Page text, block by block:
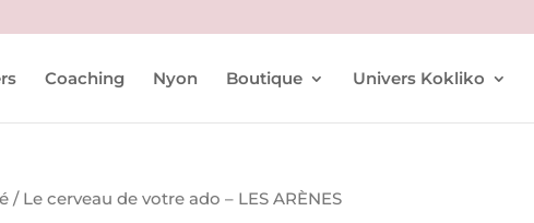
Coaching Nyon Boutique Univers Kokliko
/ Le cerveau de votre ado – LES ARÈNES